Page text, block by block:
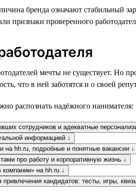
бренда означают стабильный
признаки проверенного
мечты не существует. Но
что в ней заботятся и о своей
распознать надёжного нанимателя:
сотрудников и адекватные
информацией ↓
на hh.ru, подробные и понятные вакансии ↓
про работу и корпоративную жизнь ↓
на hh.ru ↓
кандидатов: тесты, игры,